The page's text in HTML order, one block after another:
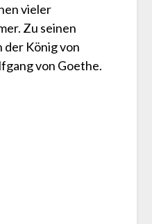
vieler
Zu seinen
König von
von Goethe.